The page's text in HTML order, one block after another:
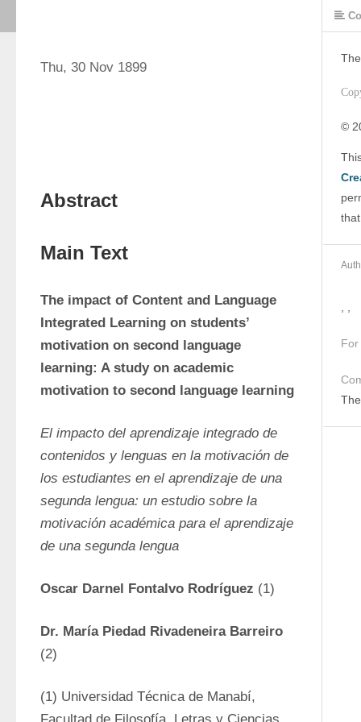
Thu, 30 Nov 1899
Abstract
Main Text
The impact of Content and Language
Integrated Learning on students’
motivation on second language
learning: A study on academic
motivation to second language learning
El impacto del aprendizaje integrado de
contenidos y lenguas en la motivación de
los estudiantes en el aprendizaje de una
segunda lengua: un estudio sobre la
motivación académica para el aprendizaje
de una segunda lengua
Oscar Darnel Fontalvo Rodríguez (1)
(2)
(1) Universidad Técnica de Manabí,
©